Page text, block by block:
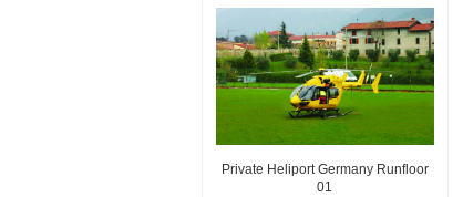
Private Heliport Germany Runfloor
01